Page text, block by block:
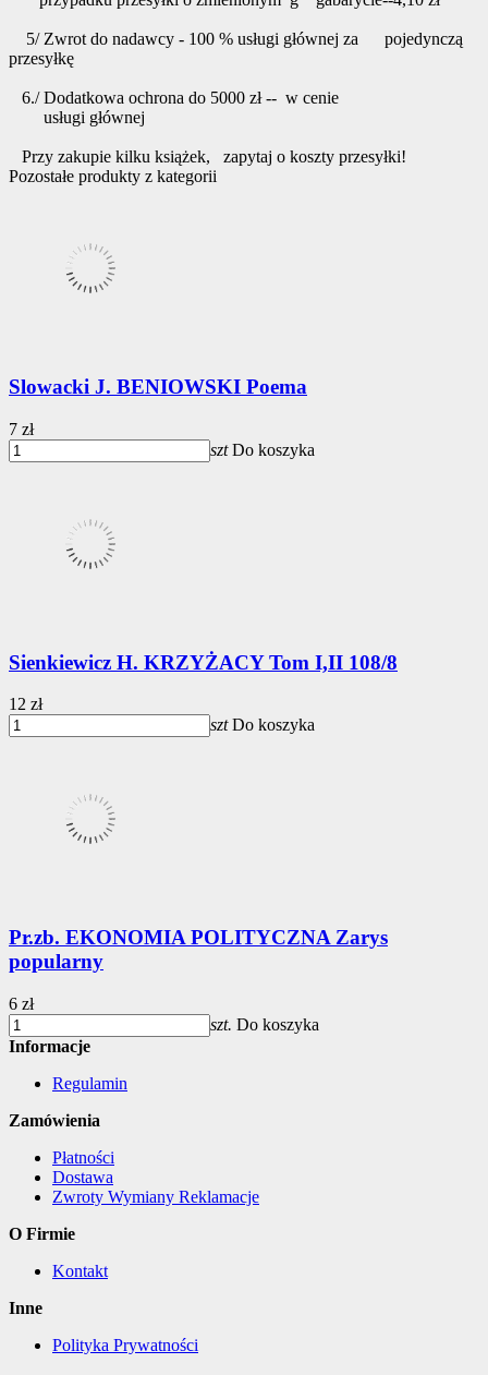
5/ Zwrot do nadawcy - 100 % usługi głównej za pojedynczą
przesyłkę
6./ Dodatkowa ochrona do 5000 zł -- w cenie
usługi głównej
Przy zakupie kilku książek, zapytaj o koszty przesyłki!
Pozostałe produkty z kategorii
Slowacki J. BENIOWSKI Poema
7 zł
szt Do koszyka
Sienkiewicz H. KRZYŻACY Tom I,II 108/8
12 zł
szt Do koszyka
Pr.zb. EKONOMIA POLITYCZNA Zarys
popularny
6 zł
szt. Do koszyka
Informacje
Regulamin
Zamówienia
Płatności
Dostawa
Zwroty Wymiany Reklamacje
O Firmie
Kontakt
Inne
Polityka Prywatności